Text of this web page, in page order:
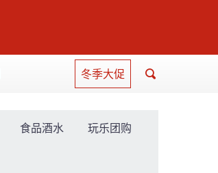
冬季大促
食品酒水 玩乐团购